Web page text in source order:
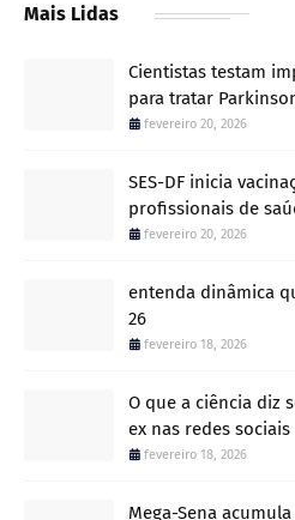
Mais Lidas
Cientistas testam
para tratar
fevereiro 20, 2026
SES-DF inicia
profissionais de
fevereiro 20, 2026
entenda dinâmica
26
fevereiro 18, 2026
O que a ciência diz
ex nas redes sociais
fevereiro 18, 2026
Mega-Sena